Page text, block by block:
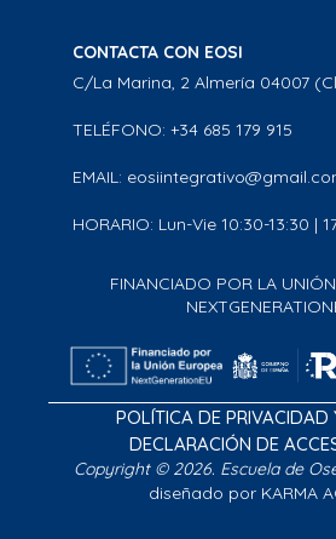
CONTACTA CON EOSI
C/La Marina, 2 Almería 04007
TELÉFONO: +34 685 179 915
EMAIL:
HORARIO: Lun-Vie 10:30-13:30 |
FINANCIADO POR LA
POLÍTICA DE PRIVACIDAD
DECLARACIÓN DE
Copyright © 2026. Escuela de
diseñado por KARMA